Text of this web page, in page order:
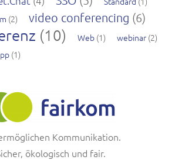
(2) video conferencing (6)
(10) Web (1) webinar (2)
(1)
Kommunikation.
ökologisch und fair.